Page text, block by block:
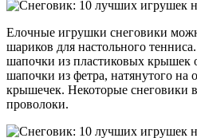
Елочные игрушки снеговики
шариков для настольного
шапочки из пластиковых крышек
шапочки из фетра, натянутого на
крышечек. Некоторые снеговики
проволоки.